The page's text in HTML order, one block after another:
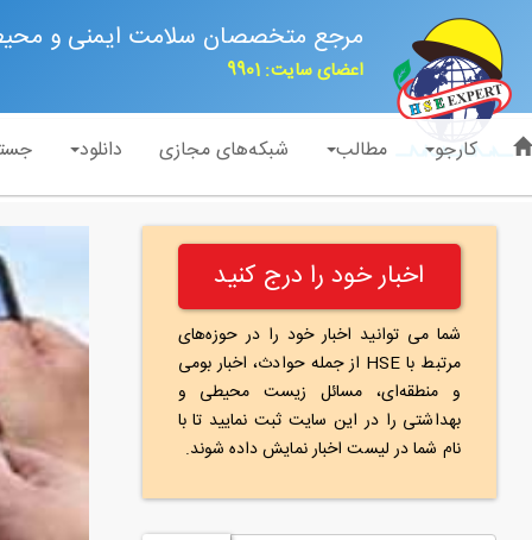
مرجع متخصصان سلامت ایمنی و
اعضای سایت: 9901
کارجو مطالب شبکه‌های مجازی دانلود
اخبار خود را درج کنید
شما می توانید اخبار خود را در حوزه‌های
مرتبط با HSE از جمله حوادث، اخبار بومی
و منطقه‌ای، مسائل زیست محیطی و
بهداشتی را در این سایت ثبت نمایید تا با
نام شما در لیست اخبار نمایش داده شوند.